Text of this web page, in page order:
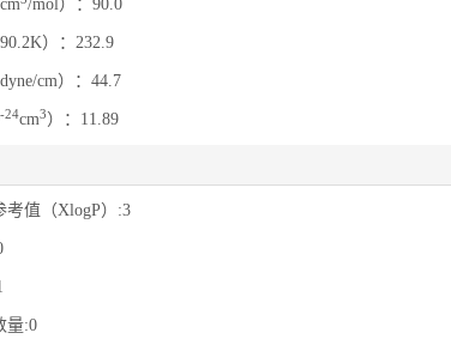
/mol）：90.0
）：232.9
cm）：44.7
-24cm3）：11.89
考值（XlogP）:3
量:0